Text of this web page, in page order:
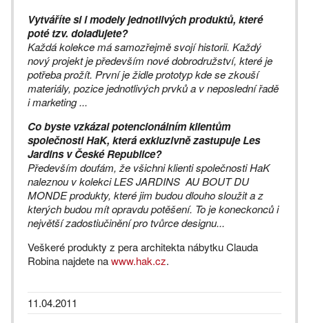
Vytváříte si i modely jednotlivých produktů, které
poté tzv. dolaďujete?
Každá kolekce má samozřejmě svojí historii. Každý
nový projekt je především nové dobrodružství, které je
potřeba prožít. První je židle prototyp kde se zkouší
materiály, pozice jednotlivých prvků a v neposlední řadě
i marketing ...
Co byste vzkázal potencionálním klientům
společnosti HaK, která exkluzivně zastupuje Les
Jardins v České Republice?
Především doufám, že všichni klienti společnosti HaK
naleznou v kolekci LES JARDINS AU BOUT DU
MONDE produkty, které jim budou dlouho sloužit a z
kterých budou mít opravdu potěšení. To je koneckonců i
největší zadostiučinění pro tvůrce designu...
Veškeré produkty z pera architekta nábytku Clauda
Robina najdete nawww.hak.cz.
11.04.2011